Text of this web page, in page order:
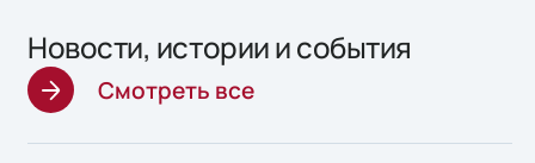
Новости, истории и события
Смотреть все